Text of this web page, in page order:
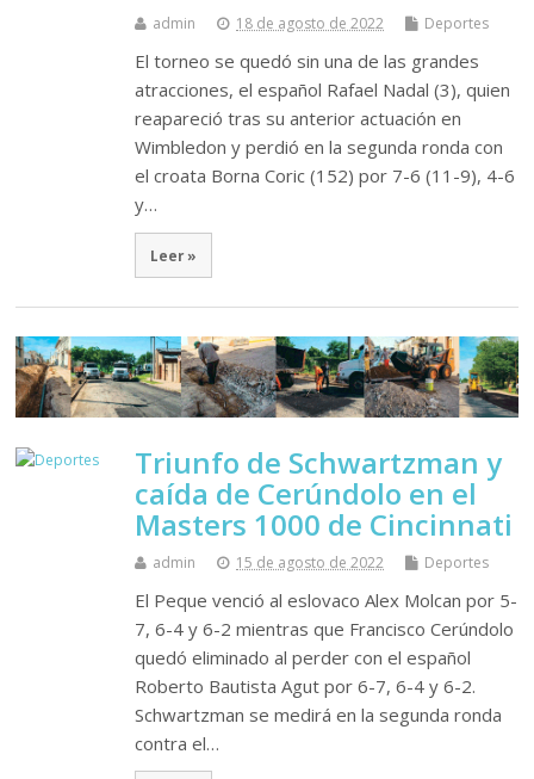
admin 18 de agosto de 2022 Deportes
El torneo se quedó sin una de las grandes
atracciones, el español Rafael Nadal (3), quien
reapareció tras su anterior actuación en
Wimbledon y perdió en la segunda ronda con
el croata Borna Coric (152) por 7-6 (11-9), 4-6
y…
Leer »
Triunfo de Schwartzman y
caída de Cerúndolo en el
Masters 1000 de Cincinnati
admin 15 de agosto de 2022 Deportes
El Peque venció al eslovaco Alex Molcan por 5-
7, 6-4 y 6-2 mientras que Francisco Cerúndolo
quedó eliminado al perder con el español
Roberto Bautista Agut por 6-7, 6-4 y 6-2.
Schwartzman se medirá en la segunda ronda
contra el…